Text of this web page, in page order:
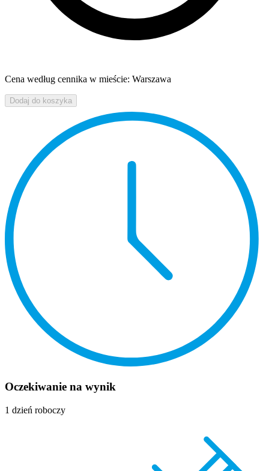
Cena według cennika w mieście: Warszawa
Dodaj do koszyka
Oczekiwanie na wynik
1 dzień roboczy